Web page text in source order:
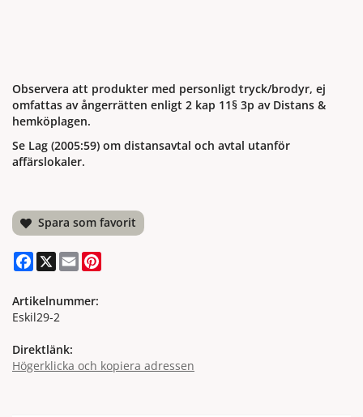
Observera att produkter med personligt tryck/brodyr, ej
omfattas av ångerrätten enligt 2 kap 11§ 3p av Distans &
hemköplagen.
Se Lag (2005:59) om distansavtal och avtal utanför
affärslokaler.
Spara som favorit
Facebook
X Email
Artikelnummer:
Eskil29-2
Direktlänk:
Högerklicka och kopiera adressen